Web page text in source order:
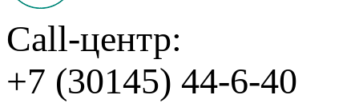
Call-центр:
+7 (30145) 44-6-40